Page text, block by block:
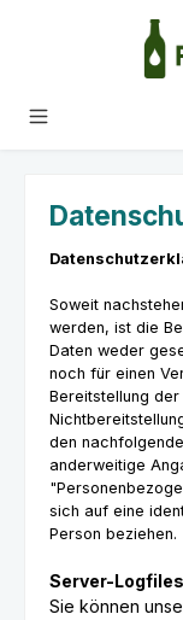
Zum Hauptinhalt
Soweit
werden, ist die
Daten weder
noch für einen
Bereitstellung
den
anderweitige
sich auf eine
Person beziehen.
Server-Logfiles
Sie können